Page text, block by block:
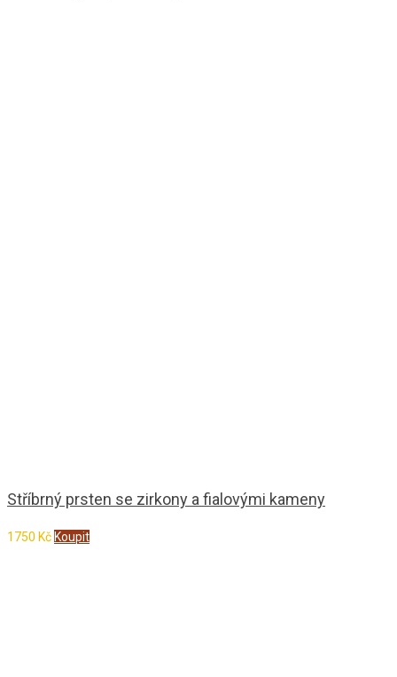
Stříbrný prsten se zirkony a fialovými kameny
1750 Kč Koupit